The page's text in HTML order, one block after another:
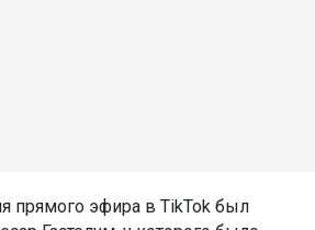
прямого эфира в TikTok был